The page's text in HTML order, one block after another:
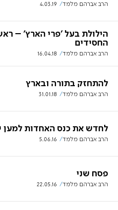
הרב אברהם מלמד 4.03.19
הילולת בעל 'פרי הארץ' –
החסידים
הרב אברהם מלמד 16.04.18
להתחזק בתורה ובארץ
הרב אברהם מלמד 31.01.18
לחדש את כנס האחדות למען
הרב אברהם מלמד 5.06.16
פסח שני
הרב אברהם מלמד 22.05.16